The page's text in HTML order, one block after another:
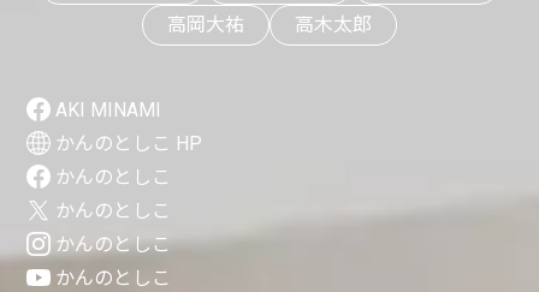
高岡大祐
高木太郎
AKI MINAMI
かんのとしこ HP
かんのとしこ
かんのとしこ
かんのとしこ
かんのとしこ